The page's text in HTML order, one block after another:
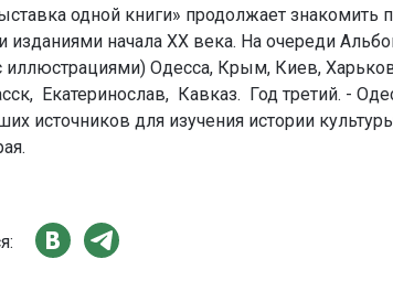
одной книги» продолжает знакомить
изданиями начала XX века. На очереди
иллюстрациями) Одесса, Крым, Киев,
Екатеринослав, Кавказ. Год третий. -
источников для изучения истории